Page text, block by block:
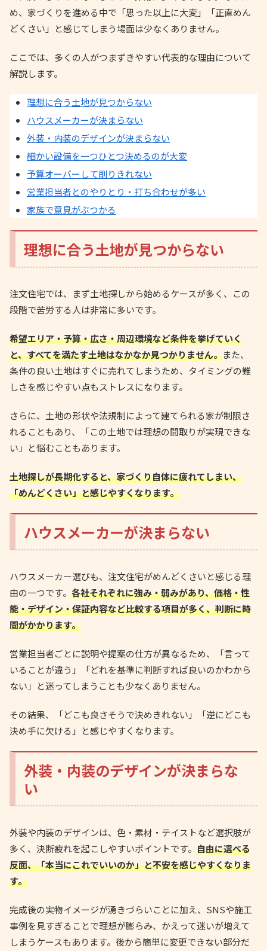
め、家づくりを進める中で「思った以上に大変」「正直めん
どくさい」と感じてしまう場面は少なくありません。
ここでは、多くの人がつまずきやすい代表的な理由について
解説します。
理想に合う土地が見つからない
ハウスメーカーが決まらない
外装・内装のデザインが決まらない
細かい設備を一つひとつ決めるのが大変
予算オーバーして削りきれない
営業担当者とのやりとり・打ち合わせが多い
家族で意見がぶつかる
理想に合う土地が見つからない
注文住宅では、まず土地探しから始めるケースが多く、この
段階で苦労する人は非常に多いです。
希望エリア・予算・広さ・周辺環境など条件を挙げていく
と、すべてを満たす土地はなかなか見つかりません。また、
条件の良い土地はすぐに売れてしまうため、タイミングの難
しさを感じやすい点もストレスになります。
さらに、土地の形状や法規制によって建てられる家が制限さ
れることもあり、「この土地では理想の間取りが実現できな
い」と悩むこともあります。
土地探しが長期化すると、家づくり自体に疲れてしまい、
「めんどくさい」と感じやすくなります。
ハウスメーカーが決まらない
ハウスメーカー選びも、注文住宅がめんどくさいと感じる理
由の一つです。 各社それぞれに強み・弱みがあり、価格・性
能・デザイン・保証内容など比較する項目が多く、判断に時
間がかかります。
営業担当者ごとに説明や提案の仕方が異なるため、「言って
いることが違う」「どれを基準に判断すれば良いのかわから
ない」と迷ってしまうことも少なくありません。
その結果、「どこも良さそうで決めきれない」「逆にどこも
決め手に欠ける」と感じやすくなります。
外装・内装のデザインが決まらな
い
外装や内装のデザインは、色・素材・テイストなど選択肢が
多く、決断疲れを起こしやすいポイントです。 自由に選べる
反面、「本当にこれでいいのか」と不安を感じやすくなりま
す。
完成後の実物イメージが湧きづらいことに加え、SNSや施工
事例を見すぎることで理想が膨らみ、かえって迷いが増えて
しまうケースもあります。後から簡単に変更できない部分だ